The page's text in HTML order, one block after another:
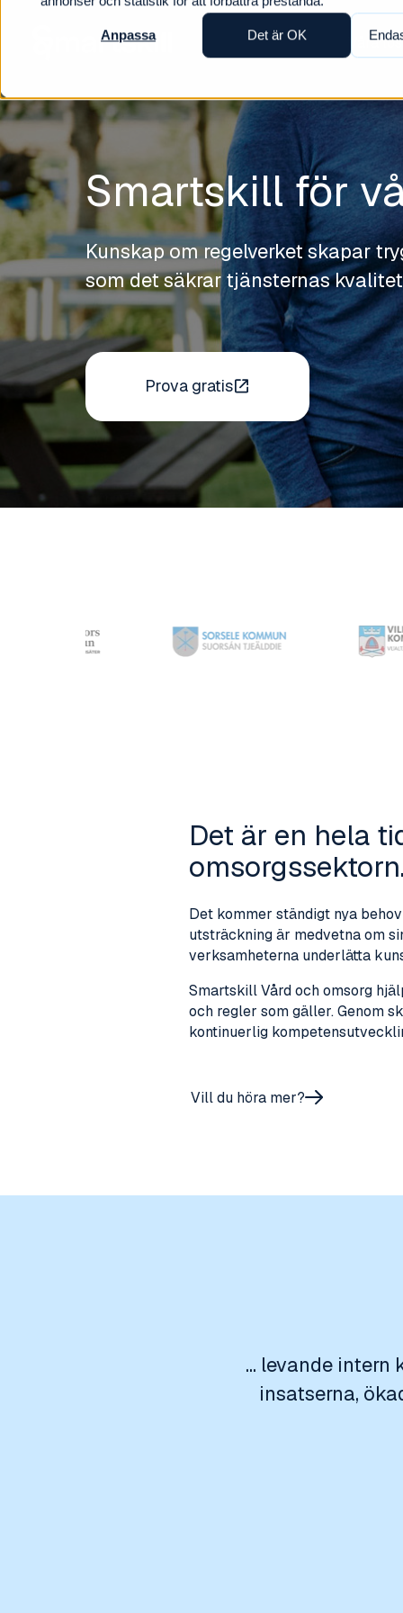
Anpassa Det är OK Våra
Smartskill för
Kunskap om regelverket skapar
som det säkrar tjänsternas
Prova gratis
Det är en hela
Det kommer ständigt nya
utsträckning är medvetna om
verksamheterna underlätta
Smartskill Vård och omsorg
och regler som gäller. Genom
kontinuerlig
Vill du höra mer?
... levande
insatserna,